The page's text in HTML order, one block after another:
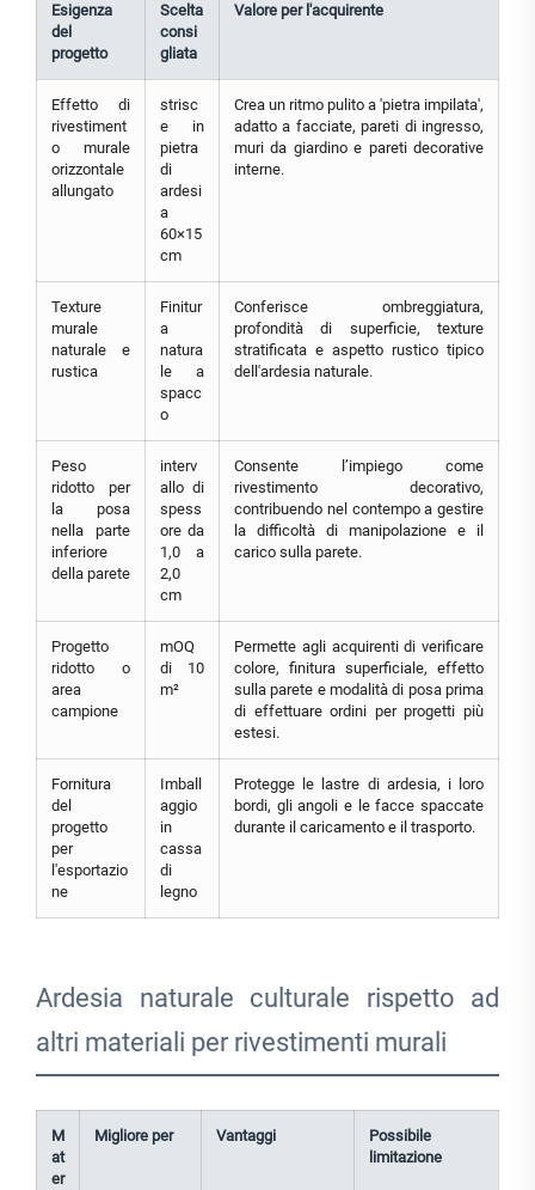
Esigenza
del
progetto
Scelta
consi
gliata
Valore per l'acquirente
Effetto di
rivestiment
o murale
orizzontale
allungato
strisc
e in
pietra
di
ardesi
a
60×15
cm
Crea un ritmo pulito a 'pietra impilata',
adatto a facciate, pareti di ingresso,
muri da giardino e pareti decorative
interne.
Texture
murale
naturale e
rustica
Finitur
a
natura
le a
spacc
o
Conferisce ombreggiatura,
profondità di superficie, texture
stratificata e aspetto rustico tipico
dell'ardesia naturale.
Peso
ridotto per
la posa
nella parte
inferiore
della parete
interv
allo di
spess
ore da
1,0 a
2,0
cm
Consente l’impiego come
rivestimento decorativo,
contribuendo nel contempo a gestire
la difficoltà di manipolazione e il
carico sulla parete.
Progetto
ridotto o
area
campione
mOQ
di 10
m²
Permette agli acquirenti di verificare
colore, finitura superficiale, effetto
sulla parete e modalità di posa prima
di effettuare ordini per progetti più
estesi.
Fornitura
del
progetto
per
l'esportazio
ne
Imball
aggio
in
cassa
di
legno
Protegge le lastre di ardesia, i loro
bordi, gli angoli e le facce spaccate
durante il caricamento e il trasporto.
Ardesia naturale culturale rispetto ad
altri materiali per rivestimenti murali
M
at
er
Migliore per Vantaggi
Possibile
limitazione